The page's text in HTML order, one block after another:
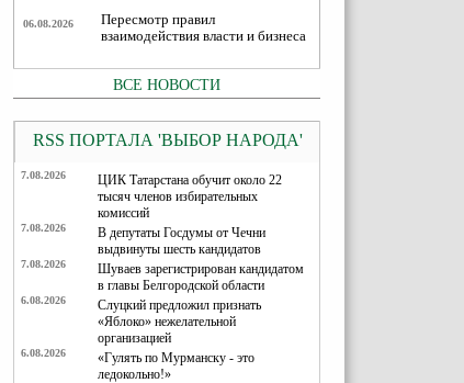
06.08.2026
Пересмотр правил
взаимодействия власти и бизнеса
ВСЕ НОВОСТИ
RSS ПОРТАЛА 'ВЫБОР НАРОДА'
7.08.2026
ЦИК Татарстана обучит около 22
тысяч членов избирательных
комиссий
7.08.2026
В депутаты Госдумы от Чечни
выдвинуты шесть кандидатов
7.08.2026
Шуваев зарегистрирован кандидатом
в главы Белгородской области
6.08.2026
Слуцкий предложил признать
«Яблоко» нежелательной
организацией
6.08.2026
«Гулять по Мурманску - это
ледокольно!»